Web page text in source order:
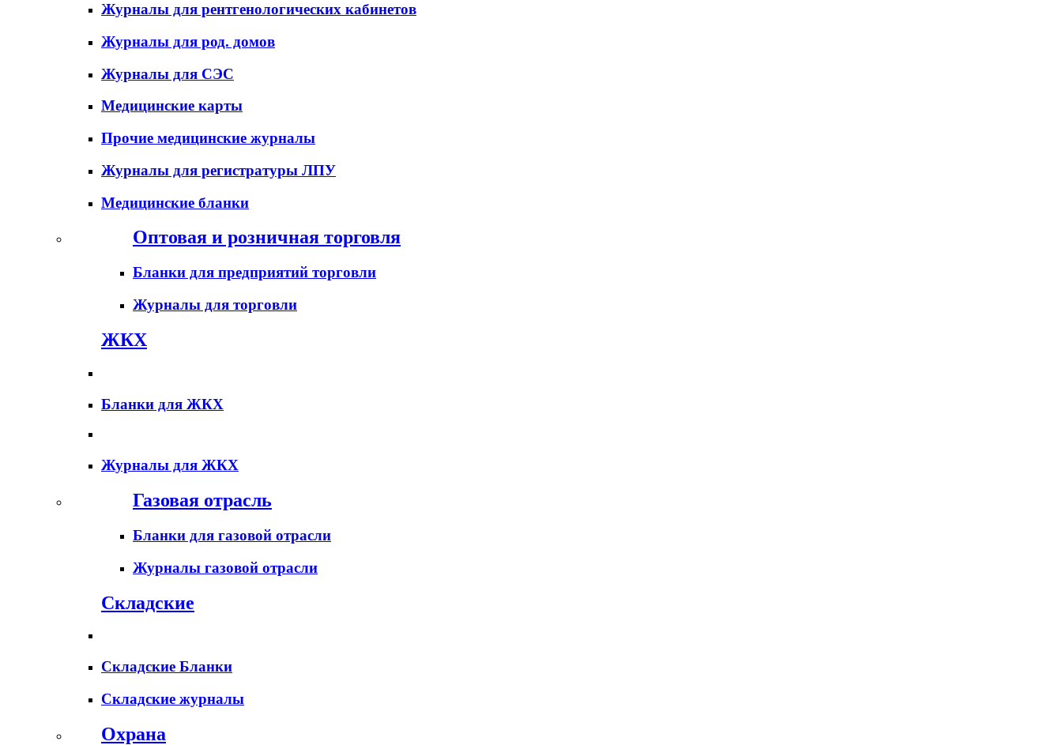
Журналы для рентгенологических кабинетов
Журналы для род. домов
Журналы для СЭС
Медицинские карты
Прочие медицинские журналы
Журналы для регистратуры ЛПУ
Медицинские бланки
Оптовая и розничная торговля
Бланки для предприятий торговли
Журналы для торговли
ЖКХ
Бланки для ЖКХ
Журналы для ЖКХ
Газовая отрасль
Бланки для газовой отрасли
Журналы газовой отрасли
Складские
Складские Бланки
Складские журналы
Охрана